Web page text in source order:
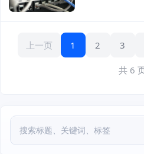
上一页 1 2 3
共 6